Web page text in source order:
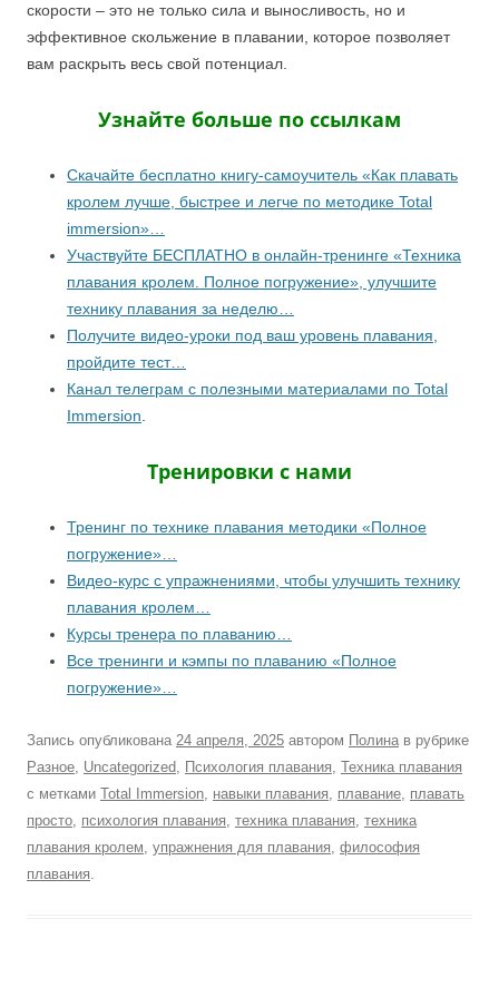
скорости – это не только сила и выносливость, но и
эффективное скольжение в плавании, которое позволяет
вам раскрыть весь свой потенциал.
Узнайте больше по ссылкам
Скачайте бесплатно книгу-самоучитель «Как плавать
кролем лучше, быстрее и легче по методике Total
immersion»…
Участвуйте БЕСПЛАТНО в онлайн-тренинге «Техника
плавания кролем. Полное погружение», улучшите
технику плавания за неделю…
Получите видео-уроки под ваш уровень плавания,
пройдите тест…
Канал телеграм с полезными материалами по Total
Immersion.
Тренировки с нами
Тренинг по технике плавания методики «Полное
погружение»…
Видео-курс с упражнениями, чтобы улучшить технику
плавания кролем…
Курсы тренера по плаванию…
Все тренинги и кэмпы по плаванию «Полное
погружение»…
Запись опубликована 24 апреля, 2025 автором Полина в рубрике
Разное, Uncategorized, Психология плавания, Техника плавания
с метками Total Immersion, навыки плавания, плавание, плавать
просто, психология плавания, техника плавания, техника
плавания кролем, упражнения для плавания, философия
плавания.